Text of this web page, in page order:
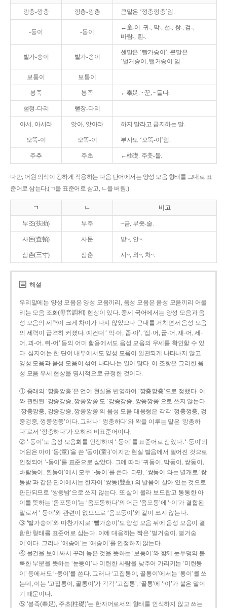
깡충-깡충 깡총-깡총 큰말은 ‘껑충껑충’임.
-둥이 -동이
←童-이. 귀-, 막-, 선-, 쌍-, 검-,
바람-, 흰-.
발가-숭이 발가-송이
센말은 ‘빨가숭이’, 큰말은
‘벌거숭이, 뻘거숭이’임.
보퉁이 보통이
봉죽 봉족 ←奉足. ~꾼, ~들다.
뻗정-다리 뻗장-다리
아서, 아서라 앗아, 앗아라 하지 말라고 금지하는 말.
오뚝-이 오똑-이 부사도 ‘오뚝-이’임.
주추 주초 ←柱礎. 주춧-돌.
다만, 어원 의식이 강하게 작용하는 다음 단어에서는 양성 모음 형태를 그대로 표
준어로 삼는다.(ㄱ을 표준어로 삼고, ㄴ을 버림.)
ㄱ ㄴ 비고
부조(扶助) 부주 ~금, 부좃-술.
사돈(査頓) 사둔 밭~, 안~.
삼촌(三寸) 삼춘 시~, 외~, 처~.
해설
우리말에는 양성 모음은 양성 모음끼리, 음성 모음은 음성 모음끼리 어울
리는 모음 조화(母音調和) 현상이 있다. 중세 국어에서는 양성 모음과 음
성 모음의 세력이 크게 차이가 나지 않았으나 근대를 거치면서 음성 모음
의 세력이 급격히 커졌다. 예컨대 ‘ 막-아, 좁-아’, ‘접-어, 굽-어, 재-어, 세-
어, 괴-어, 쥐-어’ 등의 어미 활용에서도 음성 모음의 우세를 확인할 수 있
다. 심지어는 한 단어 내부에서도 양성 모음이 일관되게 나타나지 않고
양성 모음과 음성 모음이 섞여 나타나는 일이 많다. 이 조항은 그러한 음
성 모음 우세 현상을 명시적으로 규정한 것이다.
① 종래의 ‘깡총깡총’은 언어 현실을 반영하여 ‘깡충깡충’으로 정했다. 이
와 관련된 ‘강중강중, 깡쭝깡쭝’도 ‘강종강종, 깡쫑깡쫑’으로 쓰지 않는다.
‘깡충깡충, 강중강중, 깡쭝깡쭝’의 음성 모음 대응형은 각각 ‘껑충껑충, 겅
중겅중, 껑쭝껑쭝’이다. 그러나 ‘ 껑충하다’와 짝을 이루는 말은 ‘깡총하
다’로서 ‘깡충하다’가 오히려 비표준어이다.
② ‘-동이’도 음성 모음화를 인정하여 ‘-둥이’를 표준어로 삼았다. ‘-둥이’의
어원은 아이 ‘동(童)’을 쓴 ‘동이(童-)’이지만 현실 발음에서 멀어진 것으로
인정되어 ‘-둥이’를 표준으로 삼았다. 그에 따라 ‘귀둥이, 막둥이, 쌍둥이,
바람둥이, 흰둥이’에서 모두 ‘-둥이’를 쓴다. 다만, ‘쌍둥이’와는 별개로 ‘쌍
동밤’과 같은 단어에서는 한자어 ‘쌍동(雙童)’의 발음이 살아 있는 것으로
판단되므로 ‘쌍둥밤’으로 쓰지 않는다. 또 살이 올라 보드랍고 통통한 아
이를 뜻하는 ‘옴포동이’는 ‘옴포동하다’의 어근 ‘옴포동’에 ‘-이’가 결합된
말로서 ‘-둥이’와 관련이 없으므로 ‘옴포둥이’와 같이 쓰지 않는다.
③ ‘발가숭이’와 마찬가지로 ‘빨가숭이’도 양성 모음 뒤에 음성 모음이 결
합한 형태를 표준어로 삼는다. 이에 대응하는 짝은 ‘벌거숭이, 뻘거숭
이’이다. 그러나 ‘애송이’는 ‘애숭이’를 인정하지 않는다.
④ 물건을 보에 싸서 꾸려 놓은 것을 뜻하는 ‘보퉁이’와 함께 눈두덩의 불
룩한 부분을 뜻하는 ‘눈퉁이’나 미련한 사람을 낮추어 가리키는 ‘미련퉁
이’ 등에서도 ‘-퉁이’를 쓴다. 그러나 ‘고집통이, 골통이’에서는 ‘통이’를 쓰
는데, 이는 ‘고집통이, 골통이’가 각각 ‘고집통’, ‘골통’에 ‘-이’가 붙은 말이
기 때문이다.
⑤ ‘봉족(奉足), 주초(柱礎)’는 한자어로서의 형태를 인식하지 않고 쓰는